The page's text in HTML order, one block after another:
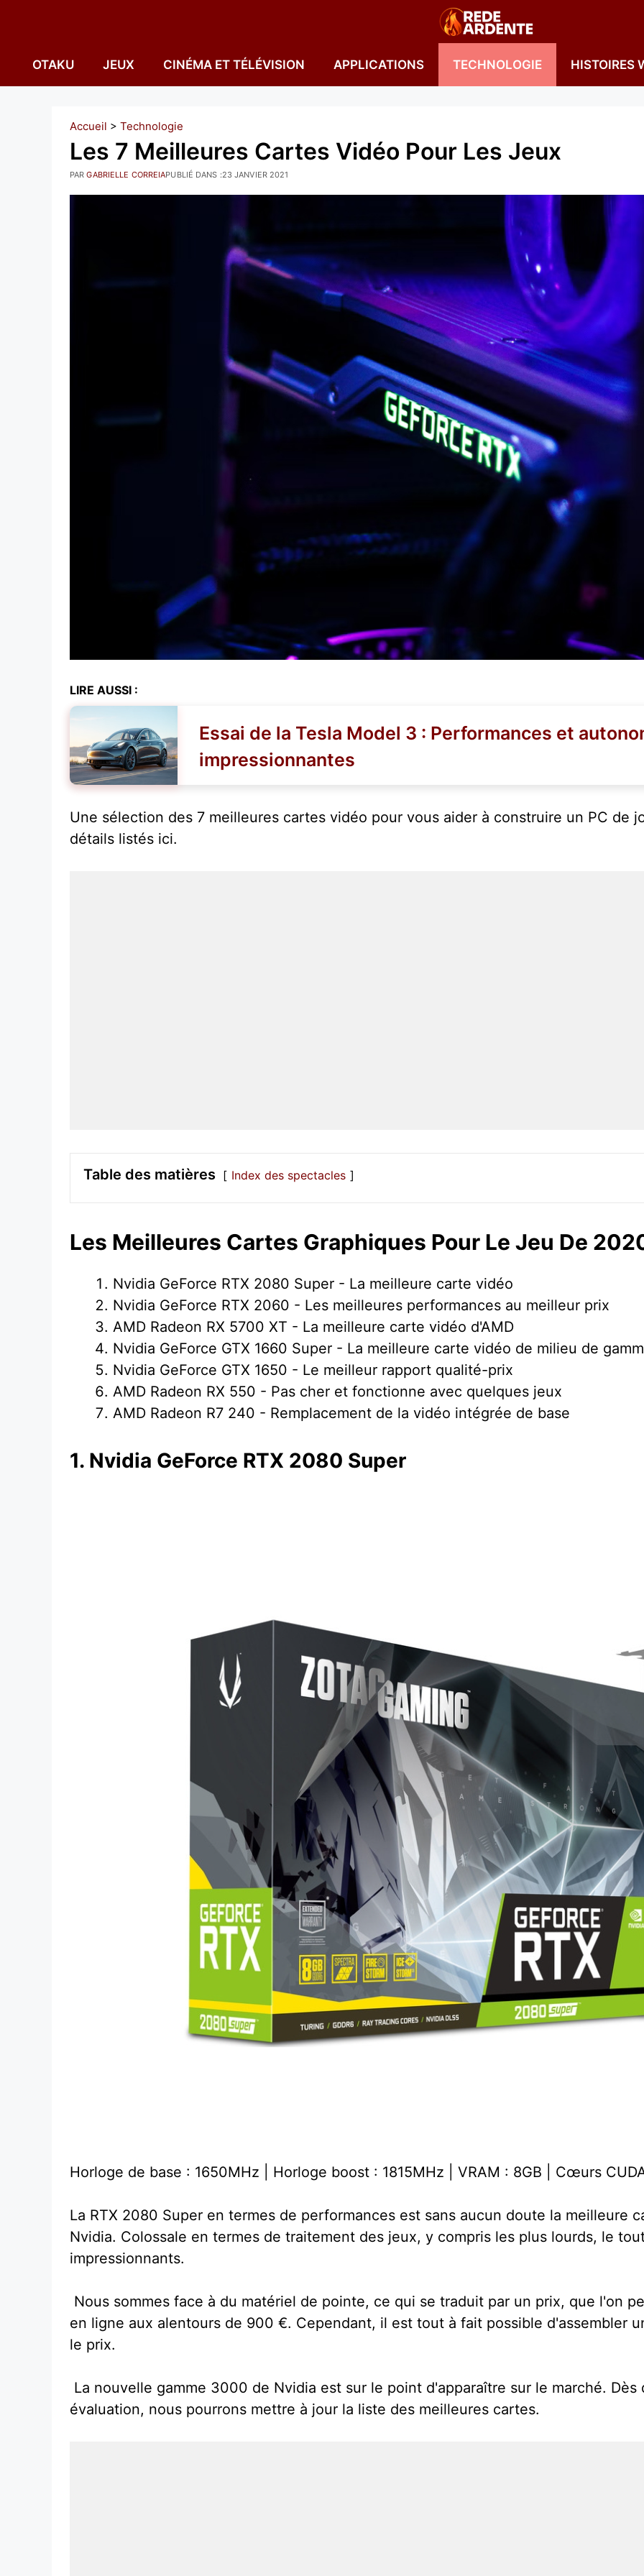
OTAKU JEUX CINÉMA ET TÉLÉVISION APPLICATIONS TECHNOLOGIE HISTOIRES
Accueil > Technologie
Les 7 Meilleures Cartes Vidéo Pour Les Jeux
PUBLIÉ DANS :23 JANVIER 2021
PARGABRIELLE CORREIA
LIRE AUSSI :
Essai de la Tesla Model 3 : Performances et
impressionnantes
Une sélection des 7 meilleures cartes vidéo pour vous aider à construire un PC de
détails listés ici.
Table des matières Index des spectacles
Les Meilleures Cartes Graphiques Pour Le Jeu De
Nvidia GeForce RTX 2080 Super - La meilleure carte vidéo
Nvidia GeForce RTX 2060 - Les meilleures performances au meilleur
AMD Radeon RX 5700 XT - La meilleure carte vidéo d'AMD
Nvidia GeForce GTX 1660 Super - La meilleure carte vidéo de milieu de
Nvidia GeForce GTX 1650 - Le meilleur rapport qualité-prix
AMD Radeon RX 550 - Pas cher et fonctionne avec quelques jeux
AMD Radeon R7 240 - Remplacement de la vidéo intégrée de base
1. Nvidia GeForce RTX 2080 Super
Horloge de base : 1650MHz | Horloge boost : 1815MHz | VRAM : 8GB | Cœurs
La RTX 2080 Super en termes de performances est sans aucun doute la meilleure
Nvidia. Colossale en termes de traitement des jeux, y compris les plus lourds, le
impressionnants.
Nous sommes face à du matériel de pointe, ce qui se traduit par un prix, que l'on
en ligne aux alentours de 900 €. Cependant, il est tout à fait possible d'assembler
le prix.
La nouvelle gamme 3000 de Nvidia est sur le point d'apparaître sur le marché.
évaluation, nous pourrons mettre à jour la liste des meilleures cartes.